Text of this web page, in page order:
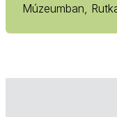
Múzeumban,